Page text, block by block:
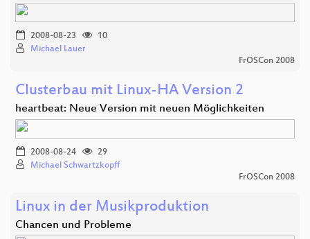
2008-08-23
10
Michael Lauer
FrOSCon 2008
Clusterbau mit Linux-HA Version 2
heartbeat: Neue Version mit neuen Möglichkeiten
2008-08-24
29
Michael Schwartzkopff
FrOSCon 2008
Linux in der Musikproduktion
Chancen und Probleme